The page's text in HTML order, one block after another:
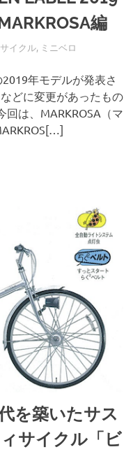
編
イクル, ミニベロ
2019年モデルが発表さ
どに変更があったもの
回は、MARKROSA（マ
を築いたサス
サイクル「ビ